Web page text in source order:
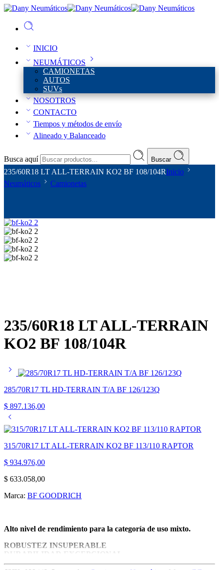
INICIO
NEUMÁTICOS
CAMIONETAS
AUTOS
SUVs
NOSOTROS
CONTACTO
Tiempos y métodos de envío
Alineado y Balanceado
Busca aquí Buscar
235/60R18 LT ALL-TERRAIN KO2 BF 108/104RInicio
Neumáticos
Camionetas
235/60R18 LT ALL-TERRAIN
KO2 BF 108/104R
285/70R17 TL HD-TERRAIN T/A BF 126/123Q
$ 897.136,00
315/70R17 LT ALL-TERRAIN KO2 BF 113/110 RAPTOR
$ 934.976,00
$ 633.058,00
Marca: BF GOODRICH
Alto nivel de rendimiento para la categoría de uso mixto.
ROBUSTEZ INSUPERABLE
DURABILIDAD EXCEPCIONAL
TRACCIÓN INIGUALABLE